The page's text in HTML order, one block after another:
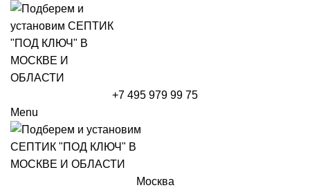
+7 495 979 99 75
Menu
Москва